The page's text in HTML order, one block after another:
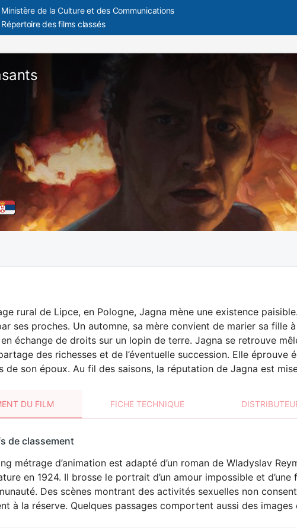
Ministère de la Culture et des Communications
Répertoire des films classés
rural de Lipce, en Pologne, Jagna mène une existence
ses proches. Un automne, sa mère convient de marier sa fille
en échange de droits sur un lopin de terre. Jagna se retrouve
des richesses et de l’éventuelle succession. Elle éprouve
de son époux. Au fil des saisons, la réputation de Jagna est
DU FILM FICHE TECHNIQUE
de classement
métrage d’animation est adapté d’un roman de Wladyslav
en 1924. Il brosse le portrait d’un amour impossible et
Des scènes montrant des activités sexuelles non
à la réserve. Quelques passages comportent aussi des